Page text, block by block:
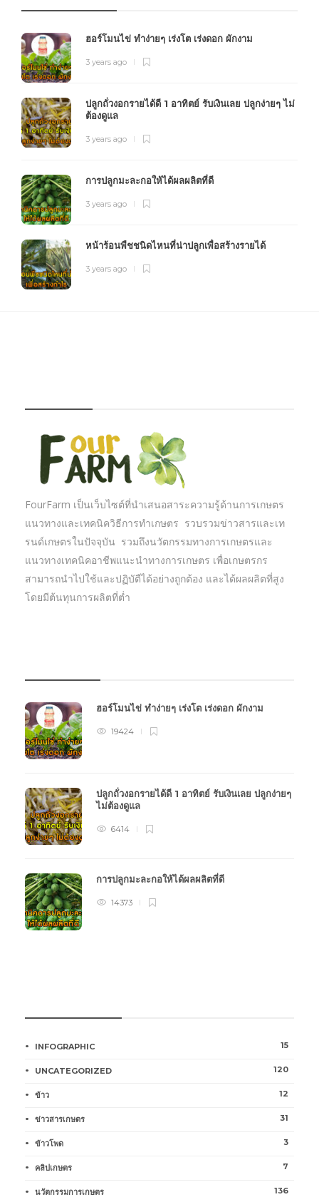
ฮอร์โมนไข่ ทำง่ายๆ เร่งโต เร่งดอก ผักงาม
3 years ago
ปลูกถั่วงอกรายได้ดี 1 อาทิตย์ รับเงินเลย ปลูกง่ายๆ ไม่
ต้องดูแล
3 years ago
การปลูกมะละกอให้ได้ผลผลิตที่ดี
3 years ago
หน้าร้อนพืชชนิดไหนที่น่าปลูกเพื่อสร้างรายได้
3 years ago
FourFarm เป็นเว็บไซต์ที่นำเสนอสาระความรู้ด้านการเกษตร
แนวทางและเทคนิควิธีการทำเกษตร รวบรวมข่าวสารและเท
รนด์เกษตรในปัจจุบัน รวมถึงนวัตกรรมทางการเกษตรและ
แนวทางเทคนิคอาชีพแนะนำทางการเกษตร เพื่อเกษตรกร
สามารถนำไปใช้และปฏิบัตืได้อย่างถูกต้อง และได้ผลผลิตที่สูง
โดยมีต้นทุนการผลิตที่ต่ำ
ฮอร์โมนไข่ ทำง่ายๆ เร่งโต เร่งดอก ผักงาม
19424
ปลูกถั่วงอกรายได้ดี 1 อาทิตย์ รับเงินเลย ปลูกง่ายๆ
ไม่ต้องดูแล
6414
การปลูกมะละกอให้ได้ผลผลิตที่ดี
14373
INFOGRAPHIC 15
UNCATEGORIZED 120
ข้าว 12
ข่าวสารเกษตร 31
ข้าวโพด 3
คลิปเกษตร 7
นวัตกรรมการเกษตร 136